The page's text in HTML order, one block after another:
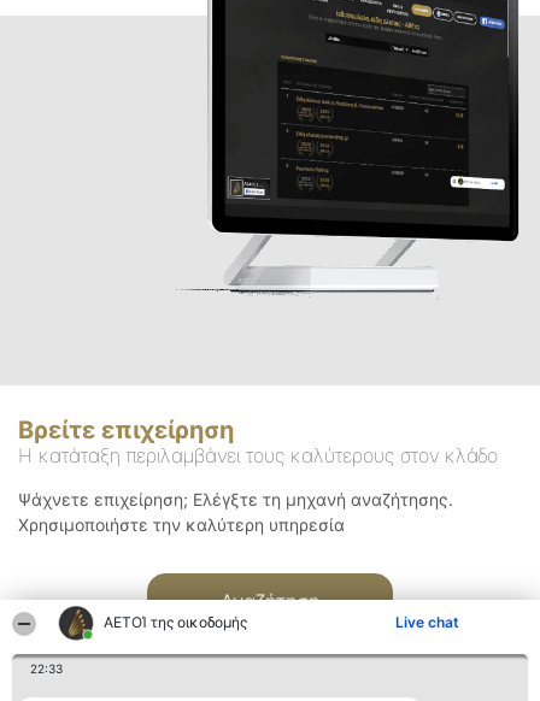
ΑΕΤΟΊ της οικοδομής Live chat
22:33
Βρείτε επιχείρηση
Η κατάταξη περιλαμβάνει τους καλύτερους στον κλάδο
Ψάχνετε επιχείρηση; Ελέγξτε τη μηχανή αναζήτησης.
Χρησιμοποιήστε την καλύτερη υπηρεσία
Αναζήτηση